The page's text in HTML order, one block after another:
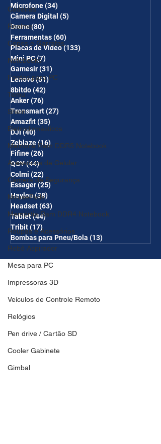
Cadeiras
Realme
Copos e Garrafas
Notebooks
Fontes para PC
Temu
Shein
Eletrodomésticos
Memória Ram DDR5 Notebook
Acessórios de Celular
Câmera de Segurança
MousePads
Memórtia Ram DDR4 Notebook
Roupas e Acessórios
Robô Aspirador
Mesa para PC
Impressoras 3D
Veículos de Controle Remoto
Relógios
Pen drive / Cartão SD
Cooler Gabinete
Gimbal
Microfone(34)
Câmera Digital (5)
Drone(80)
Ferramentas(60)
Placas de Vídeo(133)
Mini PC(7)
Gamesir(31)
Lenovo(51)51 posts
8bitdo(42)
Anker(76)
Tronsmart(27)
Amazfit(35)
DJI(40)40 posts
Zeblaze(16)16 posts
Fifine(26)
QCY(44)44 posts
Colmi (22)
Essager(25)25 posts
Haylou(38)
Headset(63)
Tablet(44)44 posts
Tribit(17)17 posts
Bombas para Pneu/Bola (13)